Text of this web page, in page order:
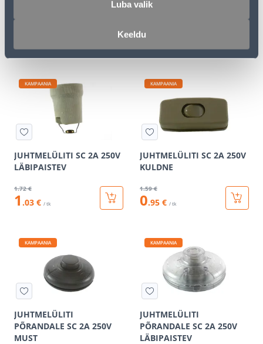
Luba valik
Keeldu
MUST
1
0
KAMPAANIA
JUHTMELÜLITI SC 2A 250V
LÄBIPAISTEV
1.72 €
1 .03 € / tk
KAMPAANIA
JUHTMELÜLITI SC 2A 250V
KULDNE
1.59 €
0.95 € / tk
KAMPAANIA
JUHTMELÜLITI
PÕRANDALE SC 2A 250V
MUST
KAMPAANIA
JUHTMELÜLITI
PÕRANDALE SC 2A 250V
LÄBIPAISTEV